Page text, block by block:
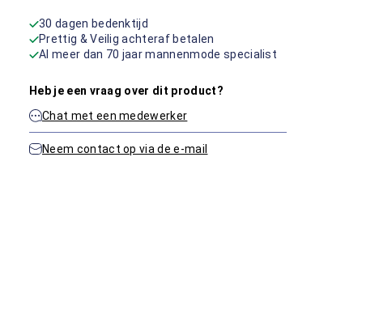
30 dagen bedenktijd
Prettig & Veilig achteraf betalen
Al meer dan 70 jaar mannenmode specialist
Heb je een vraag over dit product?
Chat met een medewerker
Neem contact op via de e-mail